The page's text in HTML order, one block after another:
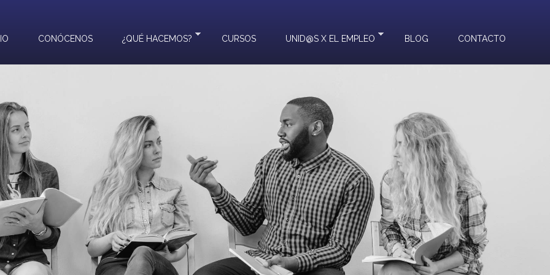
CONÓCENOS ¿QUÉ HACEMOS? CURSOS UNID@S X EL EMPLEO BLOG CONTACTO